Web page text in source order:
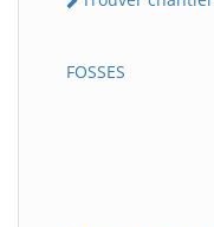
FOSSES